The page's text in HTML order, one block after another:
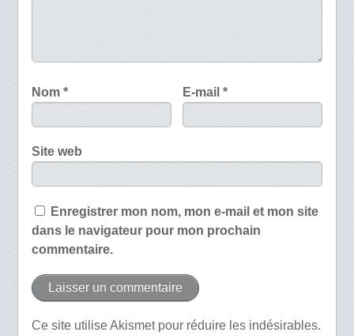
Nom * E-mail*
Site web
Enregistrer mon nom, mon e-mail et mon site
dans le navigateur pour mon prochain
commentaire.
Ce site utilise Akismet pour réduire les indésirables.